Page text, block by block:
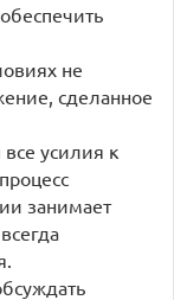
не
сделанное
усилия к
занимает